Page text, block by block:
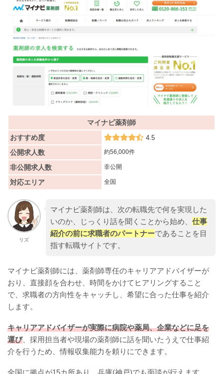
マイナビ薬剤師
おすすめ度
4.5
公開求人数 約56,000件
非公開求人数 非公開
対応エリア 全国
リズ
マイナビ薬剤師は、次の転職先で何を実現した
いのか、じっくり話を聞くことから始め、 仕事
紹介の前に求職者のパートナーであることを目
指す転職サイトです。
マイナビ薬剤師には、薬剤師専任のキャリアアドバイザーが
おり、直接顔を合わせ、時間をかけてヒアリングすること
で、求職者の方向性をキャッチし、希望に合った仕事を紹介
します。
キャリアアドバイザーが実際に病院や薬局、企業などに足を
運び、採用担当者や現場の薬剤師に話を聞いたうえで仕事紹
介を行うため、情報収集能力を頼りにできます。